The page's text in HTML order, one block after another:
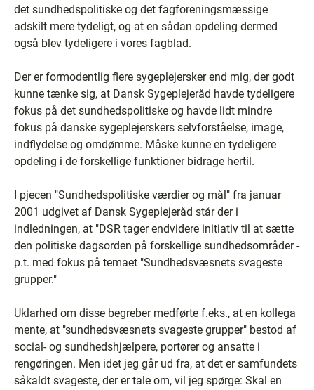
det sundhedspolitiske og det fagforeningsmæssige
adskilt mere tydeligt, og at en sådan opdeling dermed
også blev tydeligere i vores fagblad.
Der er formodentlig flere sygeplejersker end mig, der godt
kunne tænke sig, at Dansk Sygeplejeråd havde tydeligere
fokus på det sundhedspolitiske og havde lidt mindre
fokus på danske sygeplejerskers selvforståelse, image,
indflydelse og omdømme. Måske kunne en tydeligere
opdeling i de forskellige funktioner bidrage hertil.
I pjecen "Sundhedspolitiske værdier og mål" fra januar
2001 udgivet af Dansk Sygeplejeråd står der i
indledningen, at "DSR tager endvidere initiativ til at sætte
den politiske dagsorden på forskellige sundhedsområder -
p.t. med fokus på temaet "Sundhedsvæsnets svageste
grupper."
Uklarhed om disse begreber medførte f.eks., at en kollega
mente, at "sundhedsvæsnets svageste grupper" bestod af
social- og sundhedshjælpere, portører og ansatte i
rengøringen. Men idet jeg går ud fra, at det er samfundets
såkaldt svageste, der er tale om, vil jeg spørge: Skal en